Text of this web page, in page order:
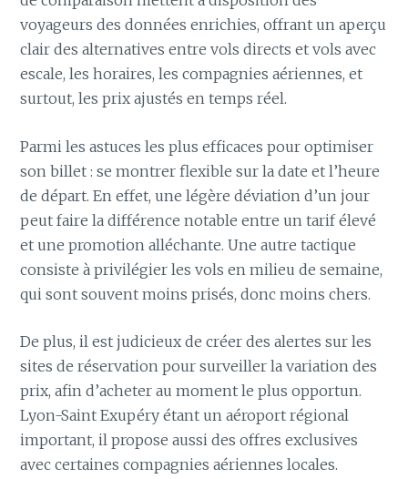
voyageurs des données enrichies, offrant un aperçu
clair des alternatives entre vols directs et vols avec
escale, les horaires, les compagnies aériennes, et
surtout, les prix ajustés en temps réel.
Parmi les astuces les plus efficaces pour optimiser
son billet : se montrer flexible sur la date et l’heure
de départ. En effet, une légère déviation d’un jour
peut faire la différence notable entre un tarif élevé
et une promotion alléchante. Une autre tactique
consiste à privilégier les vols en milieu de semaine,
qui sont souvent moins prisés, donc moins chers.
De plus, il est judicieux de créer des alertes sur les
sites de réservation pour surveiller la variation des
prix, afin d’acheter au moment le plus opportun.
Lyon-Saint Exupéry étant un aéroport régional
important, il propose aussi des offres exclusives
avec certaines compagnies aériennes locales.